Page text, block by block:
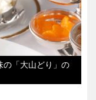
の「大山どり」の